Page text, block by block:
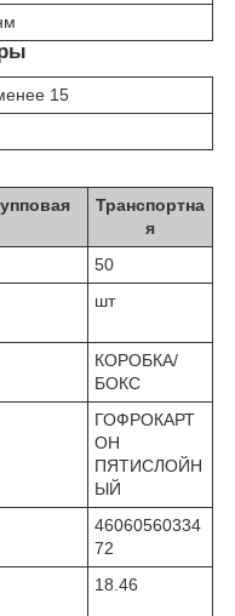
15
Транспортна
я
50
шт
КОРОБКА/
БОКС
ГОФРОКАРТ
ОН
ПЯТИСЛОЙН
ЫЙ
46060560334
72
18.46